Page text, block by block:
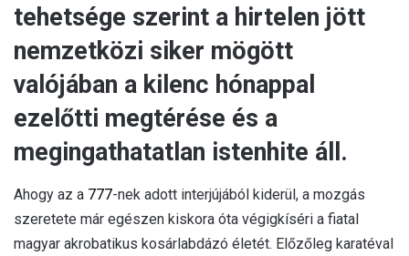
tehetsége szerint a hirtelen jött
nemzetközi siker mögött
valójában a kilenc hónappal
ezelőtti megtérése és a
megingathatatlan istenhite áll.
Ahogy az a 777-nek adott interjújából kiderül, a mozgás
szeretete már egészen kiskora óta végigkíséri a fiatal
magyar akrobatikus kosárlabdázó életét. Előzőleg karatéval